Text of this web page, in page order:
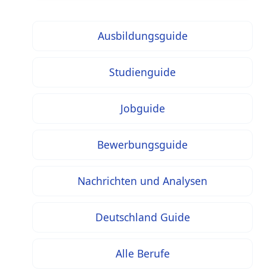
Ausbildungsguide
Studienguide
Jobguide
Bewerbungsguide
Nachrichten und Analysen
Deutschland Guide
Alle Berufe